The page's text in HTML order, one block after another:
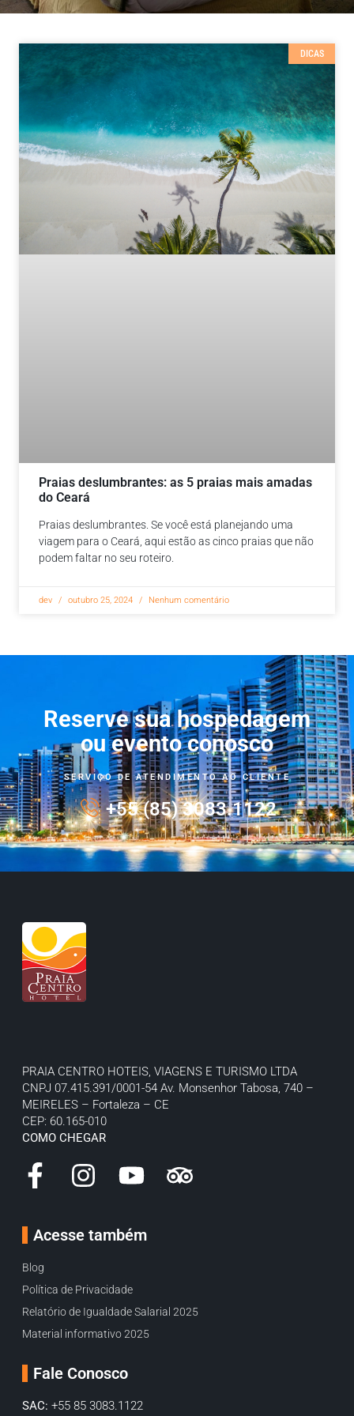
DICAS
Praias deslumbrantes: as 5 praias mais amadas
do Ceará
Praias deslumbrantes. Se você está planejando uma
viagem para o Ceará, aqui estão as cinco praias que não
podem faltar no seu roteiro.
dev outubro 25, 2024 Nenhum comentário
Reserve sua hospedagem
ou evento conosco
SERVIÇO DE ATENDIMENTO AO CLIENTE
+55 (85) 3083.1122
PRAIA CENTRO HOTEIS, VIAGENS E TURISMO LTDA
CNPJ 07.415.391/0001-54 Av. Monsenhor Tabosa, 740 –
MEIRELES – Fortaleza – CE
CEP: 60.165-010
COMO CHEGAR
Acesse também
Blog
Política de Privacidade
Relatório de Igualdade Salarial 2025
Material informativo 2025
Fale Conosco
SAC: +55 85 3083.1122